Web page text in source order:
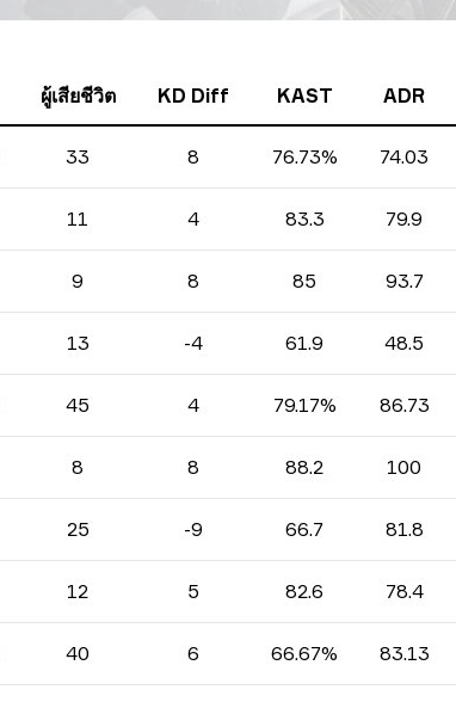
ผู้เสียชีวิต KD Diff KAST ADR
33 8 76.73% 74.03
11 4 83.3 79.9
9 8 85 93.7
13 -4 61.9 48.5
45 4 79.17% 86.73
8 8 88.2 100
25 -9 66.7 81.8
12 5 82.6 78.4
40 6 66.67% 83.13